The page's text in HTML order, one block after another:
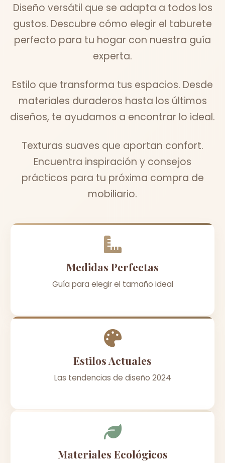
Diseño versátil que se adapta a todos los
gustos. Descubre cómo elegir el taburete
perfecto para tu hogar con nuestra guía
experta.
Estilo que transforma tus espacios. Desde
materiales duraderos hasta los últimos
diseños, te ayudamos a encontrar lo ideal.
Texturas suaves que aportan confort.
Encuentra inspiración y consejos
prácticos para tu próxima compra de
mobiliario.
Medidas Perfectas
Guía para elegir el tamaño ideal
Estilos Actuales
Las tendencias de diseño 2024
Materiales Ecológicos